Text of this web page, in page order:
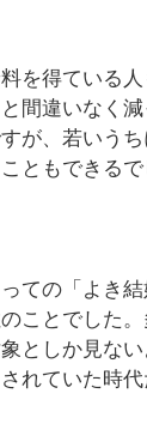
を得ている
間違いなく
が、若いう
ともできるで
ての「よき
ことでした
としか見な
れていた時代